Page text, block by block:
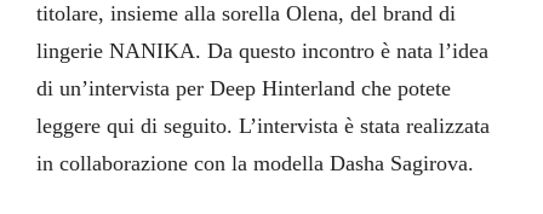
titolare, insieme alla sorella Olena, del brand di
lingerie NANIKA. Da questo incontro è nata l’idea
di un’intervista per Deep Hinterland che potete
leggere qui di seguito. L’intervista è stata realizzata
in collaborazione con la modella Dasha Sagirova.